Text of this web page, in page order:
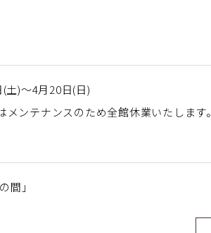
土)～4月20日(日)
ンテナンスのため全館休業いたします。
間」